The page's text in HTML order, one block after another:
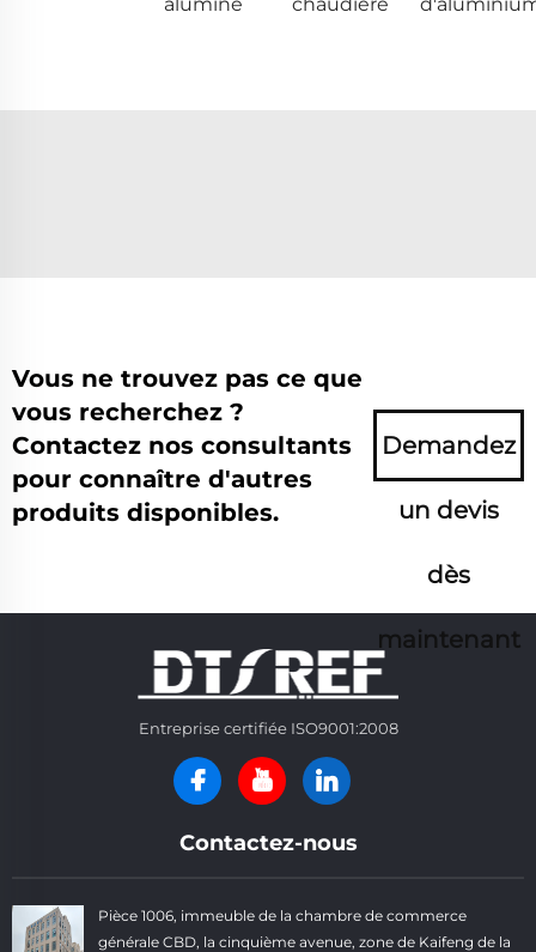
Vous ne trouvez pas ce que
vous recherchez ?
Contactez nos consultants
pour connaître d'autres
produits disponibles.
Demandez
un devis
dès
maintenant
Entreprise certifiée ISO9001:2008
Contactez-nous
Pièce 1006, immeuble de la chambre de commerce
générale CBD, la cinquième avenue, zone de Kaifeng de la